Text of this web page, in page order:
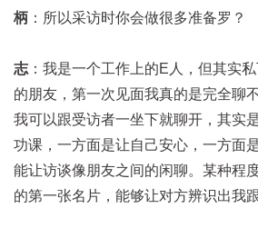
柄 ：所以采访时你会做很多准备罗？
志：我是一个工作上的E人，但其实
的朋友，第一次见面我真的是完全聊
我可以跟受访者一坐下就聊开，其实
功课，一方面是让自己安心，一方面
能让访谈像朋友之间的闲聊。某种程
的第一张名片，能够让对方辨识出我